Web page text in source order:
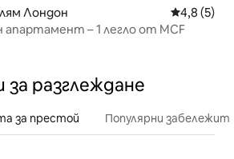
Лондон Средна
4,8 (5)
апартамент – 1 легло от MCF
разглеждане
за престой Популярни